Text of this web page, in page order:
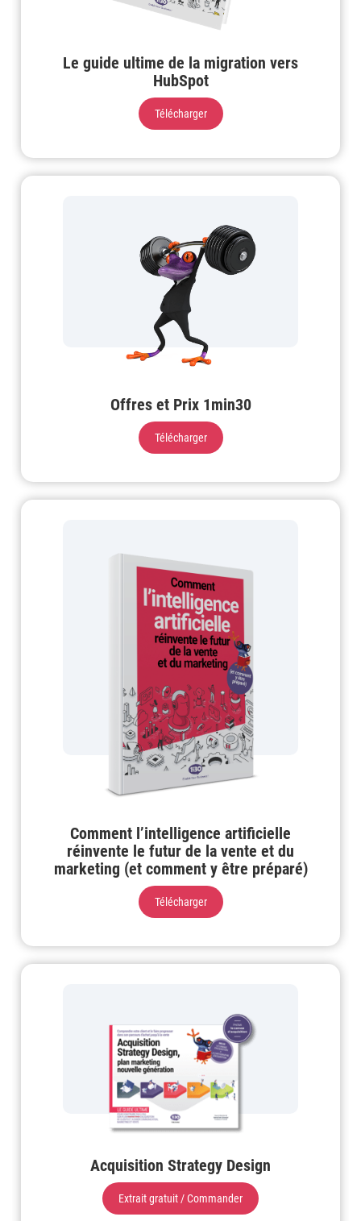
Le guide ultime de la migration vers
HubSpot
Télécharger
Offres et Prix 1min30
Télécharger
Comment l’intelligence artificielle
réinvente le futur de la vente et du
marketing (et comment y être préparé)
Télécharger
Acquisition Strategy Design
Extrait gratuit / Commander